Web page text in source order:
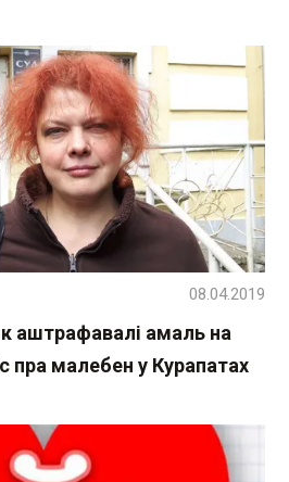
аштрафавалі амаль на
пра малебен у Курапатах
08.04.2019